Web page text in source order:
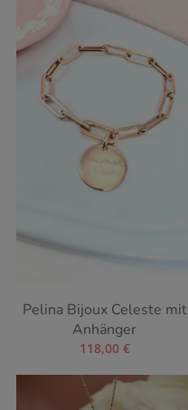
Pelina Bijoux Celeste mit
Anhänger
118,00 €